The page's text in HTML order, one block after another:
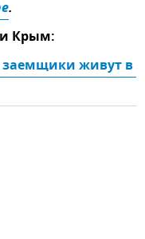
.
Крым:
живут в